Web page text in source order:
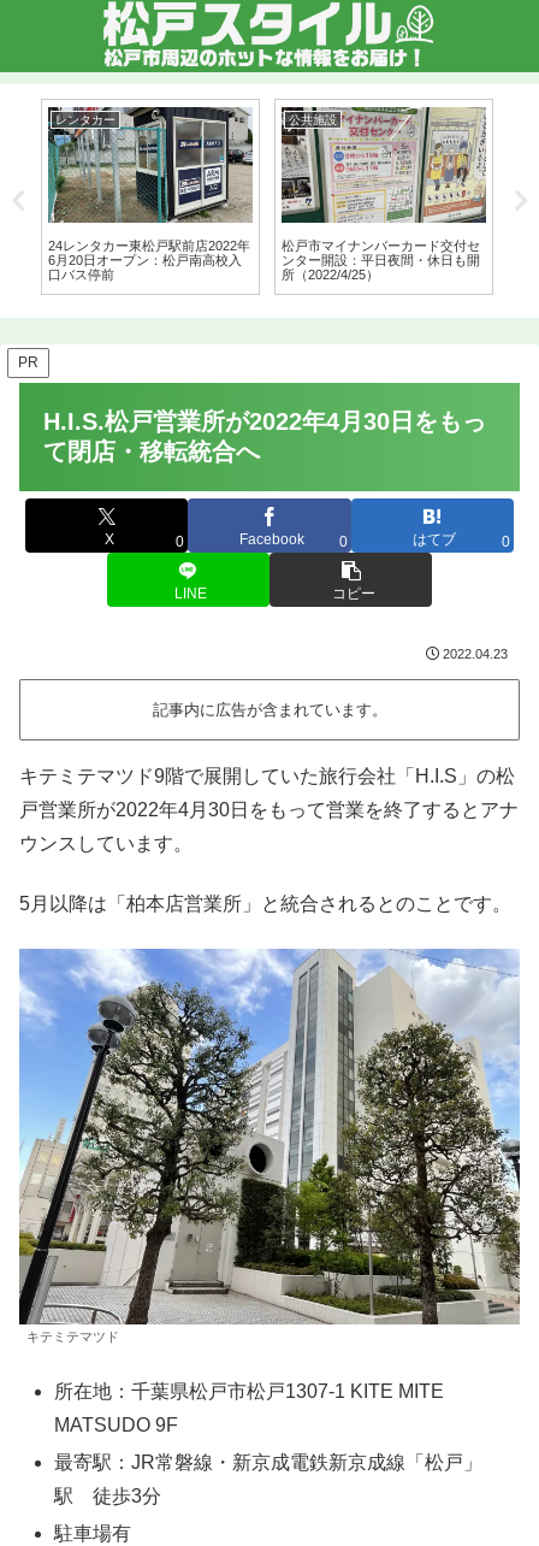
レンタカー
24レンタカー東松戸駅前店2022年
6月20日オープン：松戸南高校入
口バス停前
公共施設
松戸市マイナンバーカード交付セ
ンター開設：平日夜間・休日も開
所（2022/4/25）
PR
H.I.S.松戸営業所が2022年4月30日をもっ
て閉店・移転統合へ
X 0 Facebook 0 はてブ 0
LINE コピー
2022.04.23
記事内に広告が含まれています。
キテミテマツド9階で展開していた旅行会社「H.I.S」の松
戸営業所が2022年4月30日をもって営業を終了するとアナ
ウンスしています。
5月以降は「柏本店営業所」と統合されるとのことです。
キテミテマツド
所在地：千葉県松戸市松戸1307-1 KITE MITE
MATSUDO 9F
最寄駅：JR常磐線・新京成電鉄新京成線「松戸」
駅 徒歩3分
駐車場有